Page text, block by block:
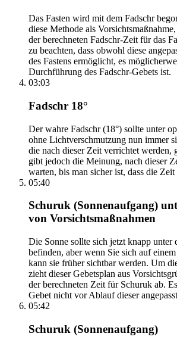
Das Fasten wird mit dem Fadschr
diese Methode als
der berechneten Fadschr-Zeit für das
zu beachten, dass obwohl diese
des Fastens ermöglicht, es
Durchführung des Fadschr-Gebets ist.
03:03
Fadschr 18°
Der wahre Fadschr (18°) sollte unter
ohne Lichtverschmutzung nun immer
die nach dieser Zeit verrichtet werden,
gibt jedoch die Meinung, nach dieser
warten, bis man sicher ist, dass die Zeit
05:40
Schuruk (Sonnenaufgang)
von Vorsichtsmaßnahmen
Die Sonne sollte sich jetzt knapp unter
befinden, aber wenn Sie sich auf
kann sie früher sichtbar werden. Um
zieht dieser Gebetsplan aus
der berechneten Zeit für Schuruk ab.
Gebet nicht vor Ablauf dieser
05:42
Schuruk (Sonnenaufgang)